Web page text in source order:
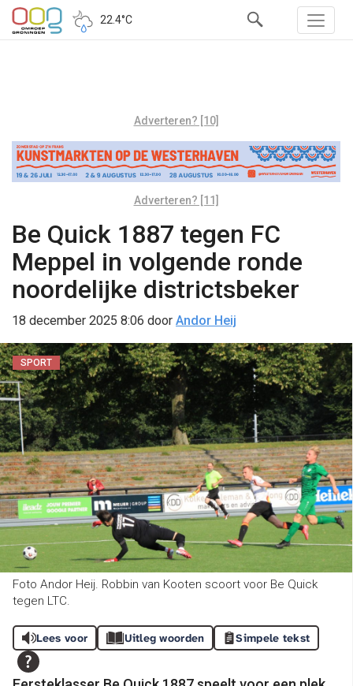
22.4°C
Adverteren? [10]
Adverteren? [11]
Be Quick 1887 tegen FC
Meppel in volgende ronde
noordelijke districtsbeker
18 december 2025 8:06 door Andor Heij
SPORT
Foto Andor Heij. Robbin van Kooten scoort voor Be Quick
tegen LTC.
Lees voor Uitleg woorden Simpele tekst